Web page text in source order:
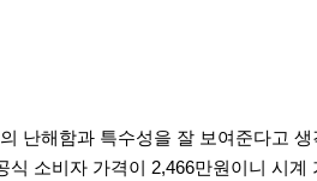
난해함과 특수성을 잘 보여준다고
소비자 가격이 2,466만원이니 시